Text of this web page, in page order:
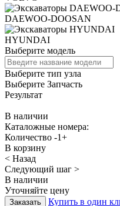
DAEWOO-DOOSAN
HYUNDAI
Выберите модель
Выберите тип узла
Выберите Запчасть
Результат
В наличии
Каталожные номера:
Количество -1+
В корзину
< Назад
Следующий шаг >
В наличии
Уточняйте цену
Купить в один